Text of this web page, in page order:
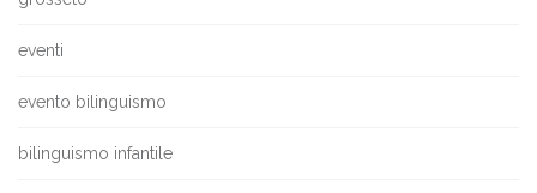
eventi
evento bilinguismo
bilinguismo infantile